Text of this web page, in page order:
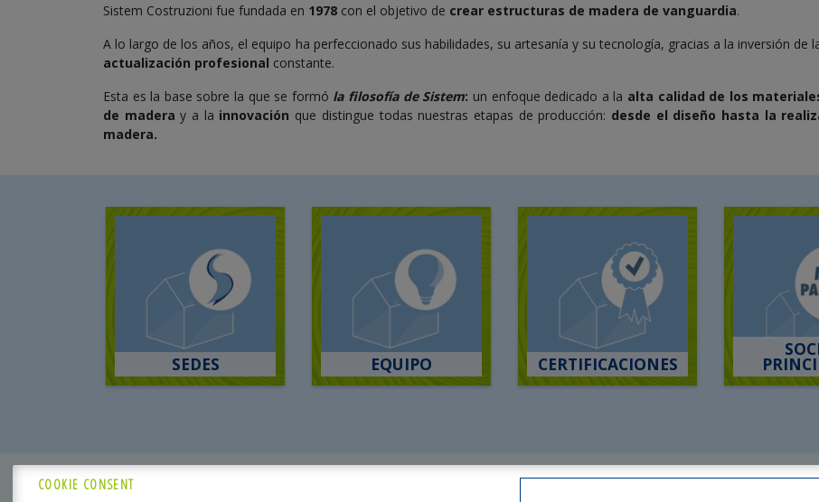
Sistem Costruzioni fue fundada en 1978 con el objetivo de crear estructuras de madera de vanguardia.
A lo largo de los años, el equipo ha perfeccionado sus habilidades, su artesanía y su tecnología, gracias a la inversión de
actualización profesional constante.
Esta es la base sobre la que se formó la filosofía de Sistem: un enfoque dedicado a la alta calidad de los
de maderay a la innovación que distingue todas nuestras etapas de producción: desde el diseño hasta la
madera.
SEDES EQUIPO CERTIFICACIONES
COOKIE CONSENT